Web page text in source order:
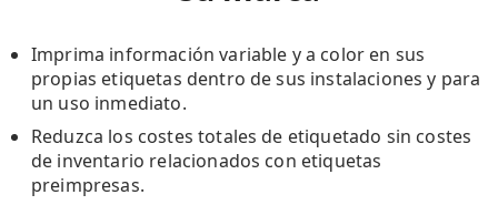
Imprima información variable y a color en sus
propias etiquetas dentro de sus instalaciones y para
un uso inmediato.
Reduzca los costes totales de etiquetado sin costes
de inventario relacionados con etiquetas
preimpresas.